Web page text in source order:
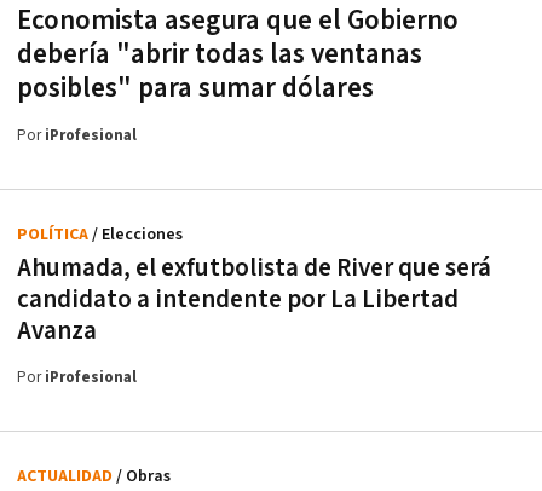
Economista asegura que el Gobierno
debería "abrir todas las ventanas
posibles" para sumar dólares
PoriProfesional
Ahumada, el exfutbolista de River que será
candidato a intendente por La Libertad
Avanza
POLÍTICA/ Elecciones
PoriProfesional
ACTUALIDAD / Obras